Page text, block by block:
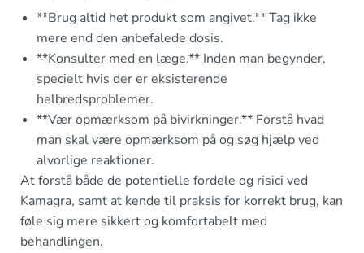
**Brug altid het produkt som angivet.** Tag ikke
mere end den anbefalede dosis.
**Konsulter med en læge.** Inden man begynder,
specielt hvis der er eksisterende
helbredsproblemer.
**Vær opmærksom på bivirkninger.** Forstå hvad
man skal være opmærksom på og søg hjælp ved
alvorlige reaktioner.
At forstå både de potentielle fordele og risici ved
Kamagra, samt at kende til praksis for korrekt brug, kan
føle sig mere sikkert og komfortabelt med
behandlingen.